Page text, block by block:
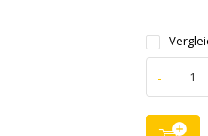
-